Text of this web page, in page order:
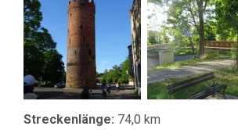
Streckenlänge: 74,0 km